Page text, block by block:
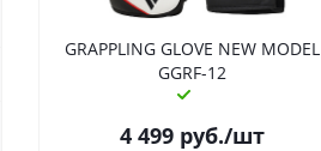
GRAPPLING GLOVE NEW MODEL
GGRF-12
4 499 руб./шт